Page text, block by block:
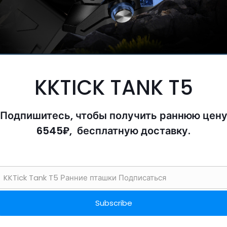
KKTICK TANK T5
Подпишитесь, чтобы получить раннюю цену
6545₽, бесплатную доставку.